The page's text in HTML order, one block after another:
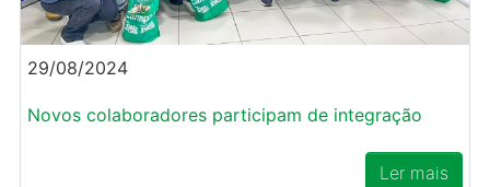
29/08/2024
Novos colaboradores participam de integração
Ler mais